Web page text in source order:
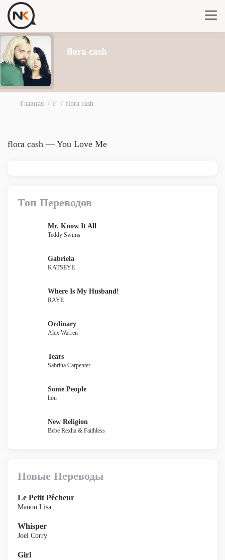
flora cash
Главная F flora cash
flora cash — You Love Me
Топ Переводов
Mr. Know It All
Teddy Swims
Gabriela
KATSEYE
Where Is My Husband!
RAYE
Ordinary
Alex Warren
Tears
Sabrina Carpenter
Some People
liou
New Religion
Bebe Rexha & Faithless
Новые Переводы
Le Petit Pêcheur
Manon Lisa
Whisper
Joel Corry
Girl